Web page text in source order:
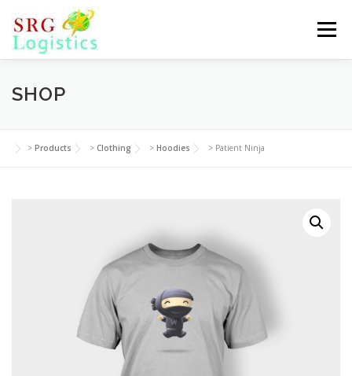
content
Menu
SHOP
> Products > Clothing > Hoodies > Patient Ninja